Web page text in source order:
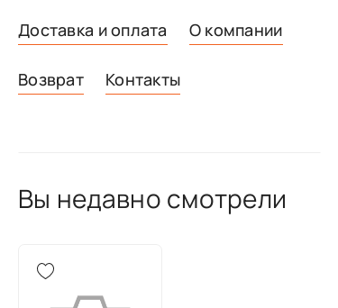
Доставка и оплата О компании
Возврат Контакты
Вы недавно смотрели